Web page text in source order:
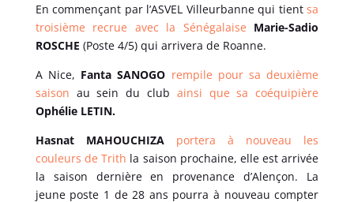
En commençant par l’ASVEL Villeurbanne qui tientsa
troisième recrue avec la Sénégalaise Marie-Sadio
ROSCHE (Poste 4/5) qui arrivera de Roanne.
A Nice, Fanta SANOGO rempile pour sa deuxième
saison au sein du club ainsi que sa coéquipière
Ophélie LETIN.
Hasnat MAHOUCHIZA
portera à nouveau les
couleurs de Trith la saison prochaine, elle est arrivée
la saison dernière en provenance d’Alençon. La
jeune poste 1 de 28 ans pourra à nouveau compter